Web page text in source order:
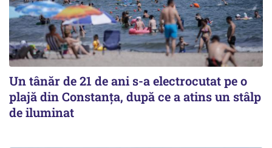
Un tânăr de 21 de ani s-a electrocutat pe o
plajă din Constanța, după ce a atins un stâlp
de iluminat